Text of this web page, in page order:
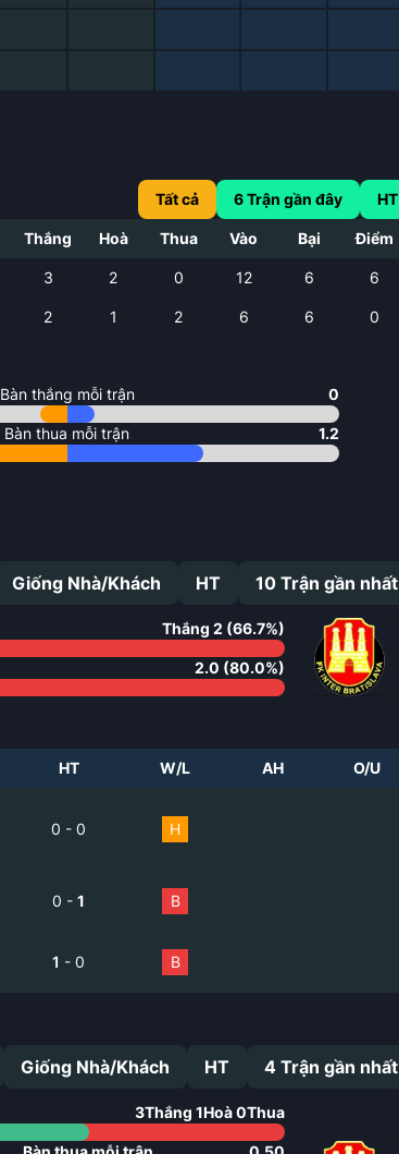
Tất cả 6Trận gần đây HT
Thắng Hoà Thua Vào Bại Điểm
3 2 0 12 6 6
2 1 2 6 6 0
Bàn thắng mỗi trận 0
Bàn thua mỗi trận 1.2
Giống Nhà/Khách HT 10 Trận gần nhất
Thắng 2 (66.7%)
2.0 (80.0%)
HT W/L AH O/U
0 - 0 H
0 - 1 B
1 - 0 B
Giống Nhà/Khách HT 4 Trận gần nhất
3Thắng 1Hoà0Thua